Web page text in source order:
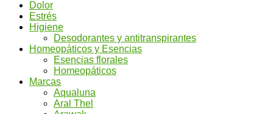
Dolor
Estrés
Higiene
Desodorantes y antitranspirantes
Homeopáticos y Esencias
Esencias florales
Homeopáticos
Marcas
Aqualuna
Aral Thel